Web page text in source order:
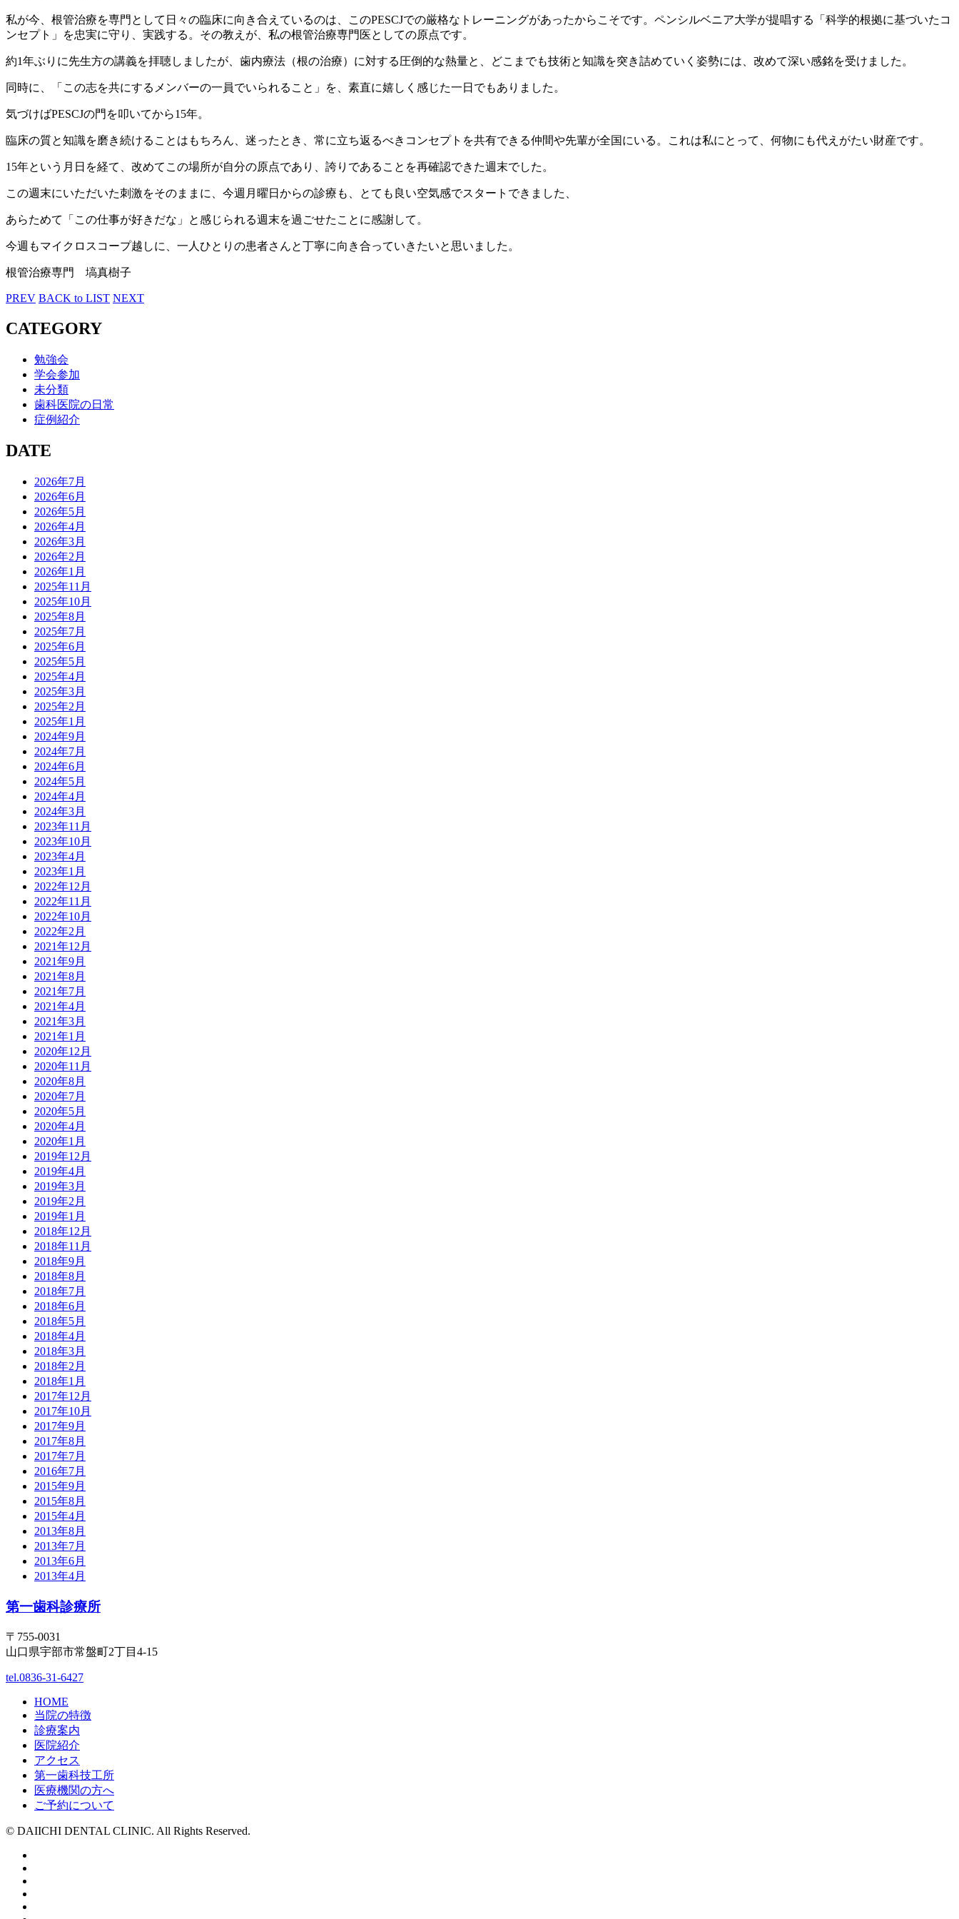
私が今、根管治療を専門として日々の臨床に向き合えているのは、このPESCJでの厳格なトレーニングがあったからこそです。ペンシルベニア大学が提唱する「科学的根拠に基づいたコ
ンセプト」を忠実に守り、実践する。その教えが、私の根管治療専門医としての原点です。
約1年ぶりに先生方の講義を拝聴しましたが、歯内療法（根の治療）に対する圧倒的な熱量と、どこまでも技術と知識を突き詰めていく姿勢には、改めて深い感銘を受けました。
同時に、「この志を共にするメンバーの一員でいられること」を、素直に嬉しく感じた一日でもありました。
気づけばPESCJの門を叩いてから15年。
臨床の質と知識を磨き続けることはもちろん、迷ったとき、常に立ち返るべきコンセプトを共有できる仲間や先輩が全国にいる。これは私にとって、何物にも代えがたい財産です。
15年という月日を経て、改めてこの場所が自分の原点であり、誇りであることを再確認できた週末でした。
この週末にいただいた刺激をそのままに、今週月曜日からの診療も、とても良い空気感でスタートできました、
あらためて「この仕事が好きだな」と感じられる週末を過ごせたことに感謝して。
今週もマイクロスコープ越しに、一人ひとりの患者さんと丁寧に向き合っていきたいと思いました。
根管治療専門 塙真樹子
PREV BACK to LIST NEXT
CATEGORY
勉強会
学会参加
未分類
歯科医院の日常
症例紹介
DATE
2026年7月
2026年6月
2026年5月
2026年4月
2026年3月
2026年2月
2026年1月
2025年11月
2025年10月
2025年8月
2025年7月
2025年6月
2025年5月
2025年4月
2025年3月
2025年2月
2025年1月
2024年9月
2024年7月
2024年6月
2024年5月
2024年4月
2024年3月
2023年11月
2023年10月
2023年4月
2023年1月
2022年12月
2022年11月
2022年10月
2022年2月
2021年12月
2021年9月
2021年8月
2021年7月
2021年4月
2021年3月
2021年1月
2020年12月
2020年11月
2020年8月
2020年7月
2020年5月
2020年4月
2020年1月
2019年12月
2019年4月
2019年3月
2019年2月
2019年1月
2018年12月
2018年11月
2018年9月
2018年8月
2018年7月
2018年6月
2018年5月
2018年4月
2018年3月
2018年2月
2018年1月
2017年12月
2017年10月
2017年9月
2017年8月
2017年7月
2016年7月
2015年9月
2015年8月
2015年4月
2013年8月
2013年7月
2013年6月
2013年4月
第一歯科診療所
〒755-0031
山口県宇部市常盤町2丁目4-15
tel.0836-31-6427
HOME
当院の特徴
診療案内
医院紹介
アクセス
第一歯科技工所
医療機関の方へ
ご予約について
© DAIICHI DENTAL CLINIC. All Rights Reserved.